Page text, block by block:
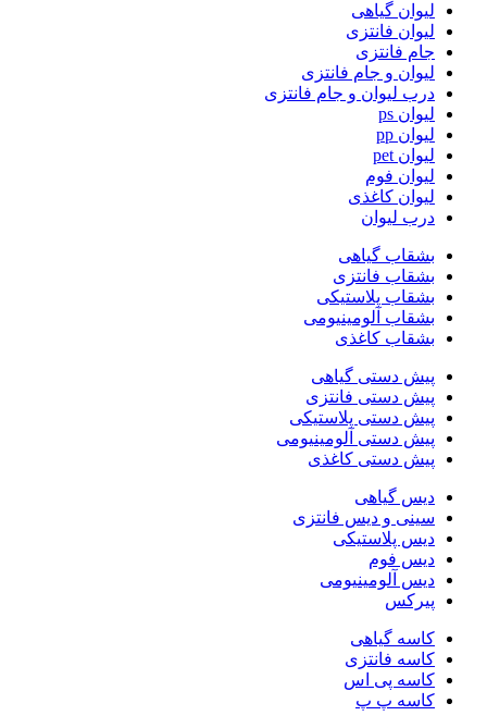
لیوان گیاهی
لیوان فانتزی
جام فانتزی
لیوان و جام فانتزی
درب لیوان و جام فانتزی
لیوان ps
لیوان pp
لیوان pet
لیوان فوم
لیوان کاغذی
درب لیوان
بشقاب گیاهی
بشقاب فانتزی
بشقاب پلاستیکی
بشقاب آلومینیومی
بشقاب کاغذی
پیش دستی گیاهی
پیش دستی فانتزی
پیش دستی پلاستیکی
پیش دستی آلومینیومی
پیش دستی کاغذی
دیس گیاهی
سینی و دیس فانتزی
دیس پلاستیکی
دیس فوم
دیس آلومینیومی
پیرکس
کاسه گیاهی
کاسه فانتزی
کاسه پی اس
کاسه پ پ